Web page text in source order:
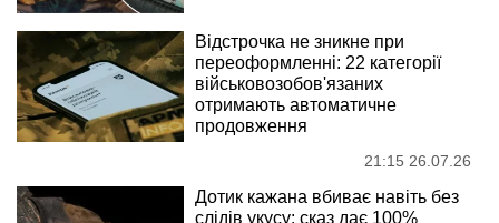
Відстрочка не зникне при
переоформленні: 22 категорії
військовозобов'язаних
отримають автоматичне
продовження
21:15 26.07.26
Дотик кажана вбиває навіть без
слідів укусу: сказ дає 100%